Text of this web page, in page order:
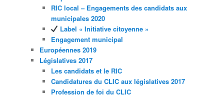
RIC local – Engagements des candidats aux
municipales 2020
Label « Initiative citoyenne »
Engagement municipal
Européennes 2019
Législatives 2017
Les candidats et le RIC
Candidatures du CLIC aux législatives 2017
Profession de foi du CLIC